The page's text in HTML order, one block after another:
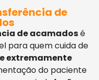
de
de acamadosé
para quem cuida de
extremamente
do paciente